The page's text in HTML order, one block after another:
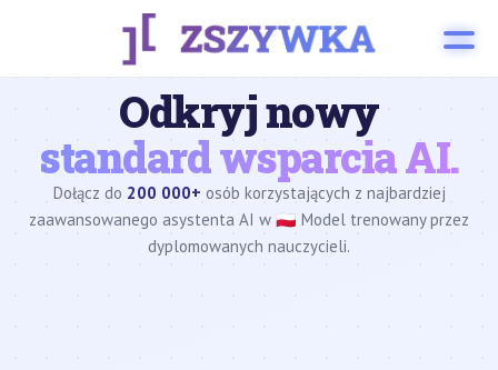
Odkryj nowy
standard wsparcia AI.
Dołącz do 200 000+ osób korzystających z najbardziej
zaawansowanego asystenta AI w 🇵🇱 Model trenowany przez
dyplomowanych nauczycieli.